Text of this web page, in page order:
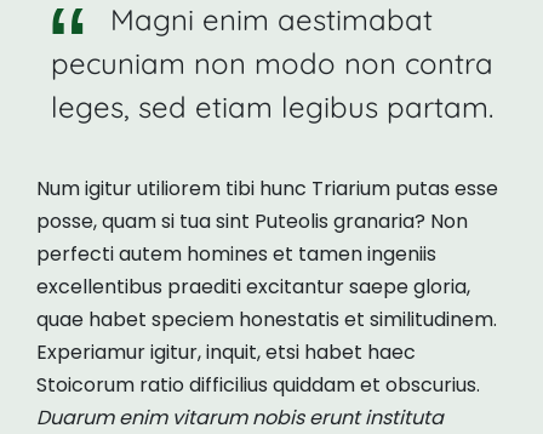
Magni enim aestimabat
pecuniam non modo non contra
leges, sed etiam legibus partam.
Num igitur utiliorem tibi hunc Triarium putas esse
posse, quam si tua sint Puteolis granaria? Non
perfecti autem homines et tamen ingeniis
excellentibus praediti excitantur saepe gloria,
quae habet speciem honestatis et similitudinem.
Experiamur igitur, inquit, etsi habet haec
Stoicorum ratio difficilius quiddam et obscurius.
Duarum enim vitarum nobis erunt instituta